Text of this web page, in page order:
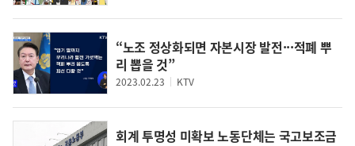
“노조 정상화되면 자본시장 발전···적폐 뿌
리 뽑을 것”
2023.02.23 KTV
회계 투명성 미확보 노동단체는 국고보조금